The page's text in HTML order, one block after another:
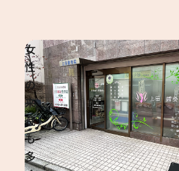
女
性
の
来
院
も
多